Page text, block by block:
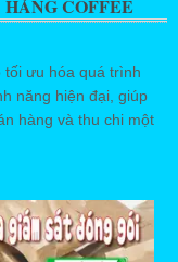
COFFEE
tối ưu hóa quá trình
năng hiện đại, giúp
hàng và thu chi một